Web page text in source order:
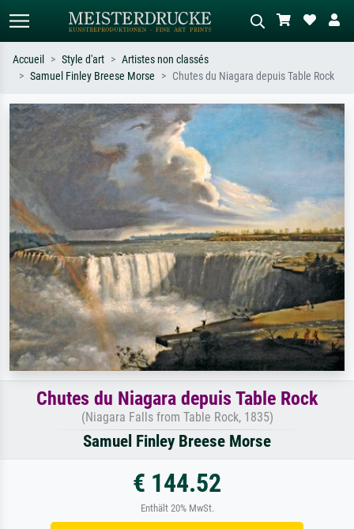
Recherchez par artiste, titre ou style –
ex. Monet, Nuit étoilée,
impressionnisme, vague de Hokusai,
Décrivez la scène – ex. prairie verte,
abstrait avec beaucoup de rouge,
tableau sombre, nu debout près d'un
Accueil Style d'art
Artistes non classés
Samuel Finley Breese Morse
Chutes du Niagara depuis Table Rock
Chutes du Niagara depuis Table Rock
(Niagara Falls from Table Rock, 1835)
Samuel Finley Breese Morse
€ 144.52
Enthält 20% MwSt.